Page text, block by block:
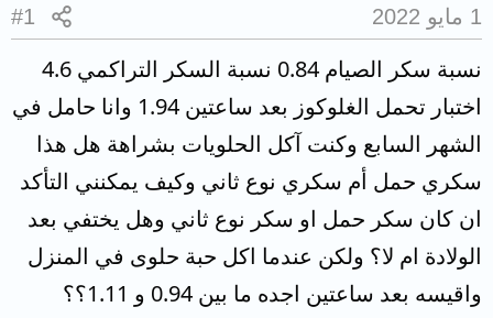
1 مايو 2022 #1
نسبة سكر الصيام 0.84 نسبة السكر التراكمي 4.6
اختبار تحمل الغلوكوز بعد ساعتين 1.94 وانا حامل في
الشهر السابع وكنت آكل الحلويات بشراهة هل هذا
سكري حمل أم سكري نوع ثاني وكيف يمكنني التأكد
ان كان سكر حمل او سكر نوع ثاني وهل يختفي بعد
الولادة ام لا؟ ولكن عندما اكل حبة حلوى في المنزل
واقيسه بعد ساعتين اجده ما بين 0.94 و 1.11؟؟